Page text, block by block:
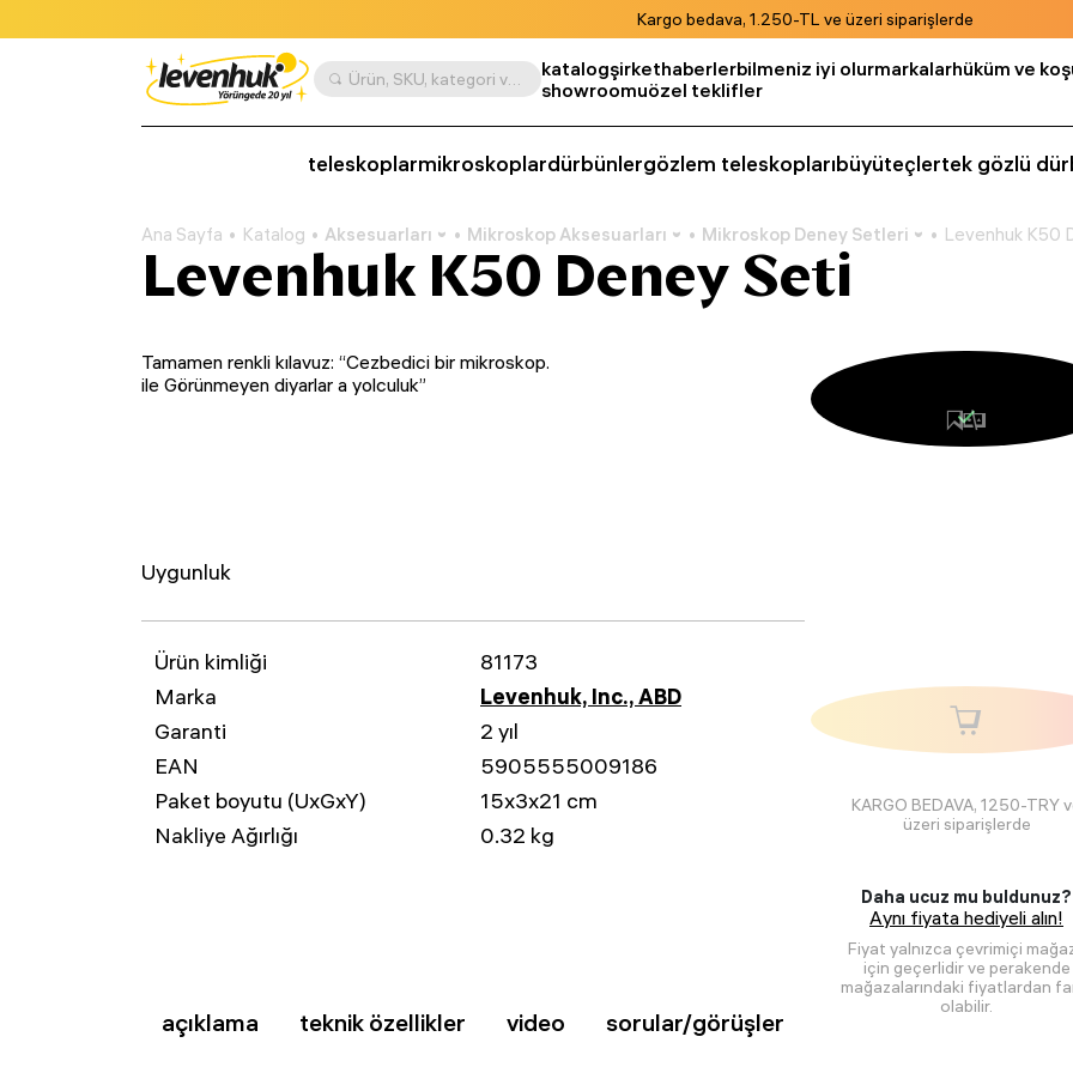
Kargo bedava, 1.250-TL ve üzeri siparişlerde
Ürün, SKU, kategori vb. göre ara katalogşirkethaberlerbilmeniz iyi olurmarkalarhüküm ve
showroomuözel teklifler
teleskoplarmikroskoplardürbünlergözlem teleskoplarıbüyüteçlertek gözlü
Ana Sayfa Katalog Aksesuarları Mikroskop Aksesuarları Mikroskop Deney Setleri Levenhuk K50
Levenhuk K50 Deney Seti
KARGO BEDAVA, 1250-TRY
üzeri siparişlerde
Daha ucuz mu buldunuz?
Aynı fiyata hediyeli alın!
Fiyat yalnızca çevrimiçi
için geçerlidir ve perakende
mağazalarındaki fiyatlardan
olabilir.
Tamamen renkli kılavuz: “Cezbedici bir mikroskop.
ile Görünmeyen diyarlar a yolculuk”
Uygunluk
Ürün kimliği
81173
Marka
Levenhuk, Inc., ABD
Garanti
2 yıl
EAN
5905555009186
Paket boyutu (UxGxY)
15x3x21 cm
Nakliye Ağırlığı
0.32 kg
açıklama teknik özellikler video sorular/görüşler